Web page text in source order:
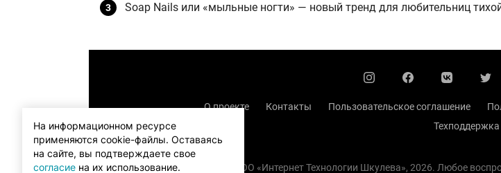
Soap Nails или «мыльные ногти» — новый тренд для любительниц
О проекте Контакты Пользовательское соглашение
Техподдержка
Copyright (с) TOO «Интернет Технологии Шкулева», 2026. Любое
На информационном ресурсе
применяются cookie-файлы. Оставаясь
на сайте, вы подтверждаете свое
согласие на их использование.